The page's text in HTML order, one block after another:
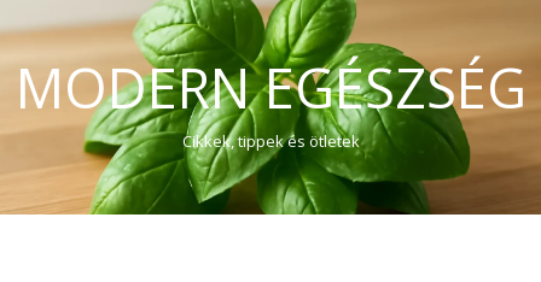
MODERN EGÉSZSÉG
Cikkek, tippek és ötletek